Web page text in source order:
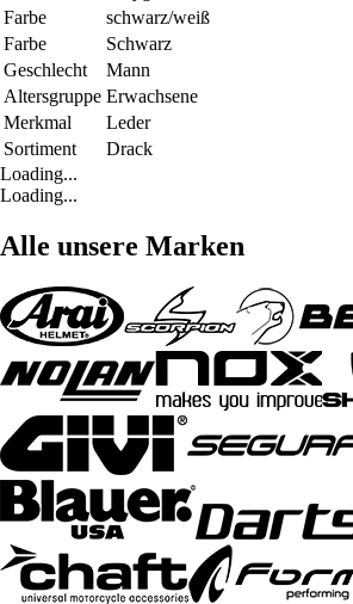
Farbe
schwarz/weiß
Farbe
Schwarz
Geschlecht
Mann
Altersgruppe Erwachsene
Merkmal
Leder
Sortiment
Drack
Loading...
Loading...
Alle unsere Marken